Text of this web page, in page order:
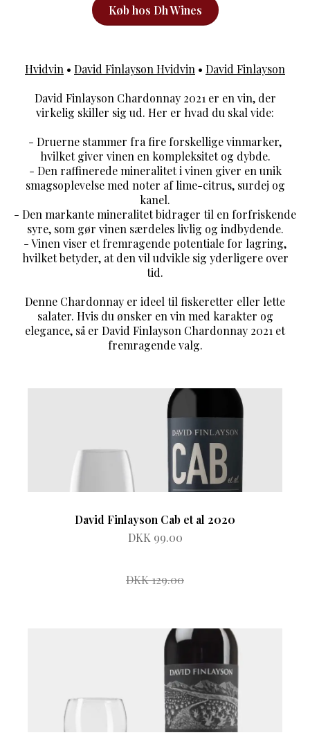
Køb hos Dh Wines
Hvidvin • David Finlayson Hvidvin • David Finlayson
David Finlayson Chardonnay 2021 er en vin, der
virkelig skiller sig ud. Her er hvad du skal vide:
- Druerne stammer fra fire forskellige vinmarker,
hvilket giver vinen en kompleksitet og dybde.
- Den raffinerede mineralitet i vinen giver en unik
smagsoplevelse med noter af lime-citrus, surdej og
kanel.
- Den markante mineralitet bidrager til en forfriskende
syre, som gør vinen særdeles livlig og indbydende.
- Vinen viser et fremragende potentiale for lagring,
hvilket betyder, at den vil udvikle sig yderligere over
tid.
Denne Chardonnay er ideel til fiskeretter eller lette
salater. Hvis du ønsker en vin med karakter og
elegance, så er David Finlayson Chardonnay 2021 et
fremragende valg.
David Finlayson Cab et al 2020
DKK 99.00
DKK 129.00